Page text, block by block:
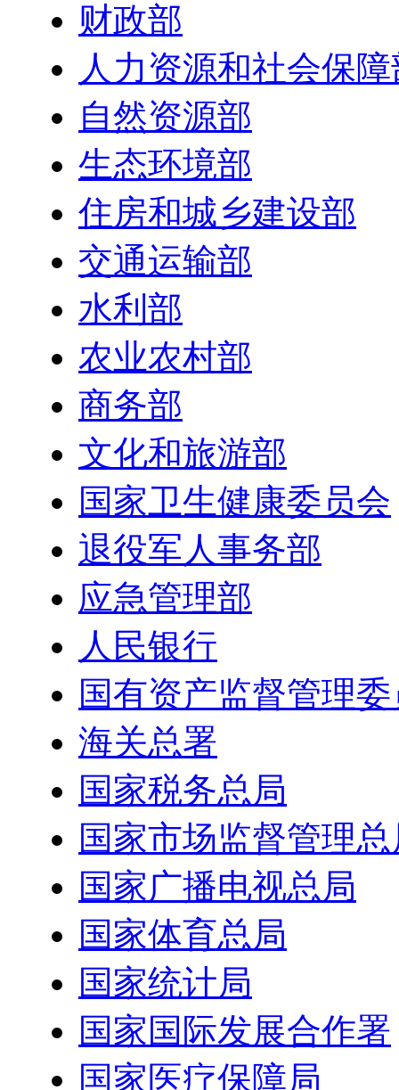
财政部
人力资源和社会保
自然资源部
生态环境部
住房和城乡建设部
交通运输部
水利部
农业农村部
商务部
文化和旅游部
国家卫生健康委员会
退役军人事务部
应急管理部
人民银行
国有资产监督管理
海关总署
国家税务总局
国家市场监督管理
国家广播电视总局
国家体育总局
国家统计局
国家国际发展合作署
国家医疗保障局